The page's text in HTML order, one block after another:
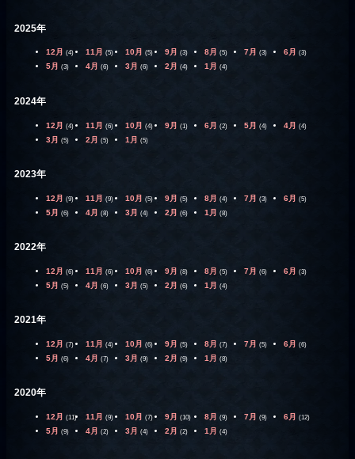
2025年
12月 (4) 11月 (5) 10月 (5) 9月 (3) 8月 (5) 7月 (3) 6月 (3)
5月 (3) 4月 (6) 3月 (6) 2月 (4) 1月 (4)
2024年
12月 (4) 11月 (6) 10月 (4) 9月 (1) 6月 (2) 5月 (4) 4月 (4)
3月 (5) 2月 (5) 1月 (5)
2023年
12月 (9) 11月 (9) 10月 (5) 9月 (5) 8月 (4) 7月 (3) 6月 (5)
5月 (6) 4月 (8) 3月 (4) 2月 (6) 1月 (8)
2022年
12月 (6) 11月 (6) 10月 (6) 9月 (8) 8月 (5) 7月 (6) 6月 (3)
5月 (5) 4月 (6) 3月 (5) 2月 (6) 1月 (4)
2021年
12月 (7) 11月 (4) 10月 (6) 9月 (5) 8月 (7) 7月 (5) 6月 (6)
5月 (6) 4月 (7) 3月 (9) 2月 (9) 1月 (8)
2020年
12月 (11) 11月 (9) 10月 (7) 9月 (10) 8月 (9) 7月 (9) 6月 (12)
5月 (9) 4月 (2) 3月 (4) 2月 (2) 1月 (4)